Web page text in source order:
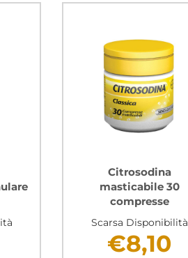
Citrosodina
masticabile 30
compresse
Scarsa Disponibilità
€8,10